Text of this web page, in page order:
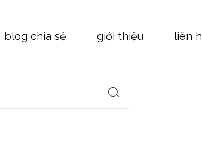
blog chia sẻ giới thiệu liên